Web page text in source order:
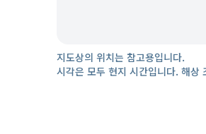
지도상의 위치는 참고용입니다.
시각은 모두 현지 시간입니다. 해상